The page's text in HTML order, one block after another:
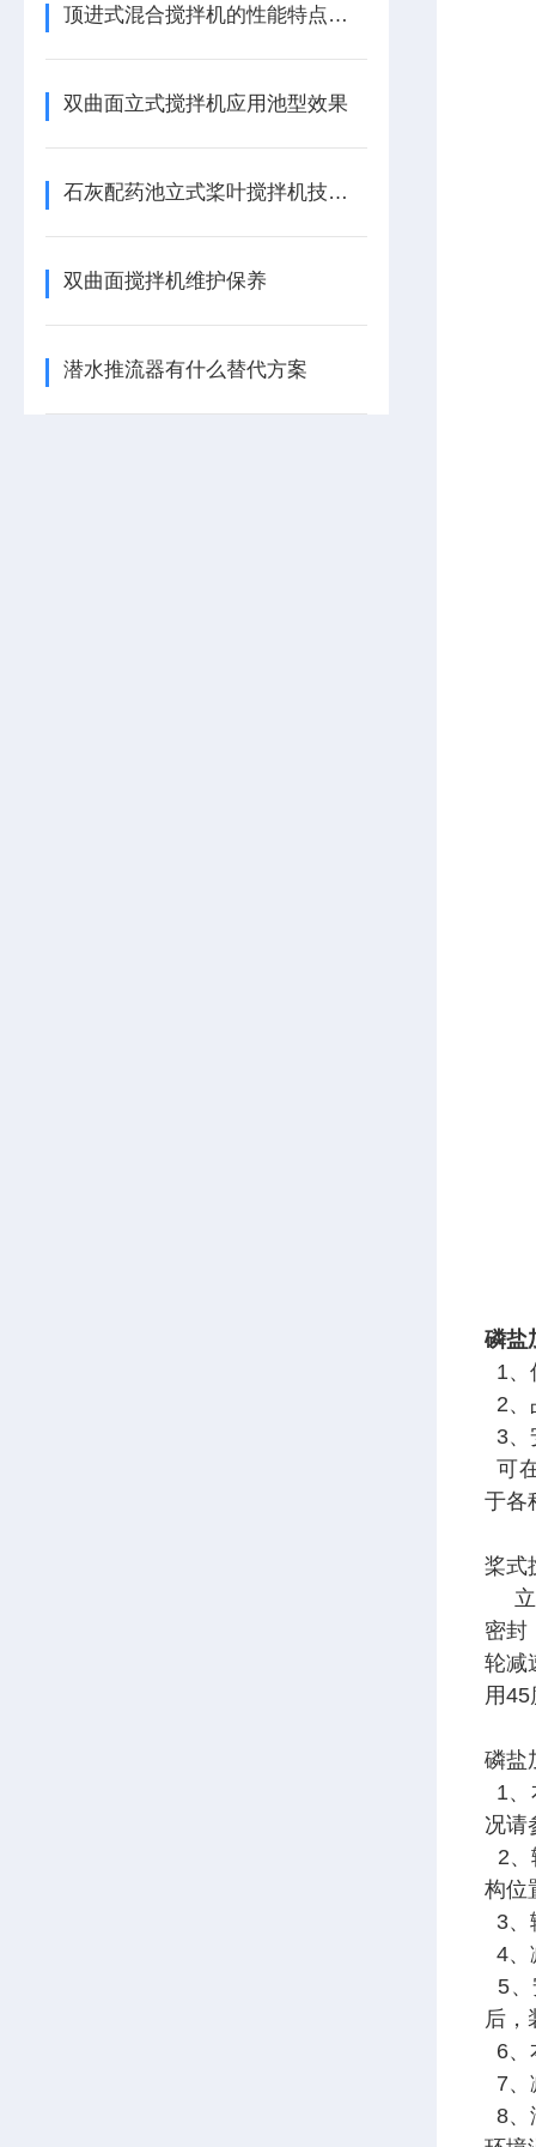
顶进式混合搅拌机的性能特点，一看便知
双曲面立式搅拌机应用池型效果
石灰配药池立式桨叶搅拌机技术描述
双曲面搅拌机维护保养
潜水推流器有什么替代方案
磷盐
1、
2、
3、
可
于各
桨式
立
密封
轮减
用
磷盐
1、
况请
2、
构位
3、
4、
5、
后，
6、
7、
8、